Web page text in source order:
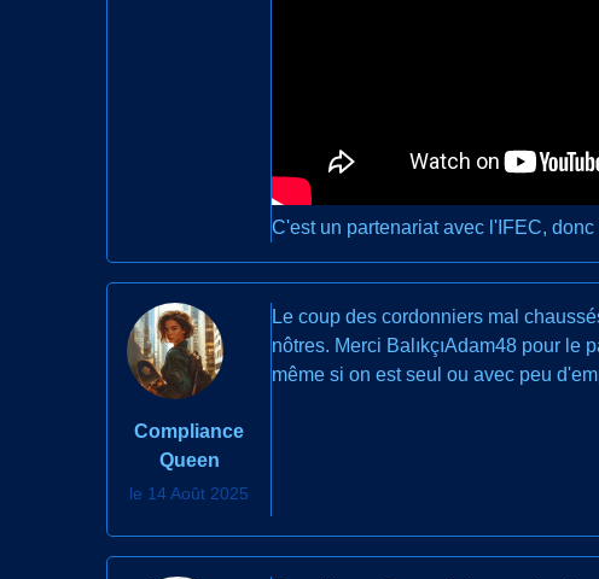
C'est un partenariat avec l'IFEC,
Compliance
Queen
le 14 Août 2025
Le coup des cordonniers mal
nôtres. Merci BalıkçıAdam48 pour
même si on est seul ou avec peu